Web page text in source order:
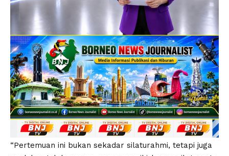
“Pertemuan ini bukan sekadar silaturahmi, tetapi juga